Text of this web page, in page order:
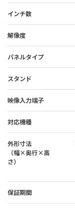
インチ数
解像度
パネルタイプ
スタンド
映像入力端子
対応機種
外形寸法
（幅×奥行×高
さ）
保証期間